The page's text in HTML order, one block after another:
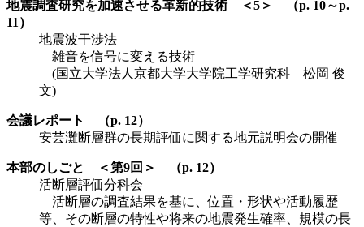
地震調査研究を加速させる革新的技術 ＜5＞ （p. 10～p.
11）
地震波干渉法
雑音を信号に変える技術
(国立大学法人京都大学大学院工学研究科 松岡 俊
文)
会議レポート （p. 12）
安芸灘断層群の長期評価に関する地元説明会の開催
本部のしごと ＜第9回＞ （p. 12）
活断層評価分科会
活断層の調査結果を基に、位置・形状や活動履歴
等、その断層の特性や将来の地震発生確率、規模の長